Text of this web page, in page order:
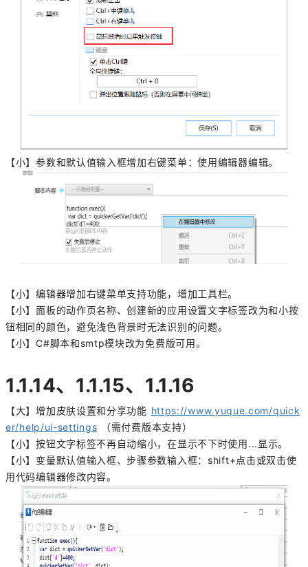
【小】参数和默认值输入框增加右键菜单：使用编辑器编辑。
【小】编辑器增加右键菜单支持功能，增加工具栏。
【小】面板的动作页名称、创建新的应用设置文字标签改为和小按
钮相同的颜色，避免浅色背景时无法识别的问题。
【小】C#脚本和smtp模块改为免费版可用。
1.1.14、 1.1.15、1.1.16
【大】增加皮肤设置和分享功能 https://www.yuque.com/quick
er/help/ui-settings （需付费版本支持）
【小】按钮文字标签不再自动缩小，在显示不下时使用...显示。
【小】变量默认值输入框、步骤参数输入框：shift+点击或双击使
用代码编辑器修改内容。